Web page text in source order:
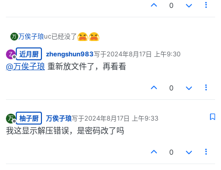
0
万 万俟子琅uc已经没了
Z
离线
近月厨 zhengshun983写于2024年8月17日 上午9:30
最后由 编辑
@万俟子琅 重新放文件了，再看看
0
万
离线
柚子厨 万俟子琅写于2024年8月17日 上午9:33
最后由 编辑
我这显示解压错误，是密码改了吗
0